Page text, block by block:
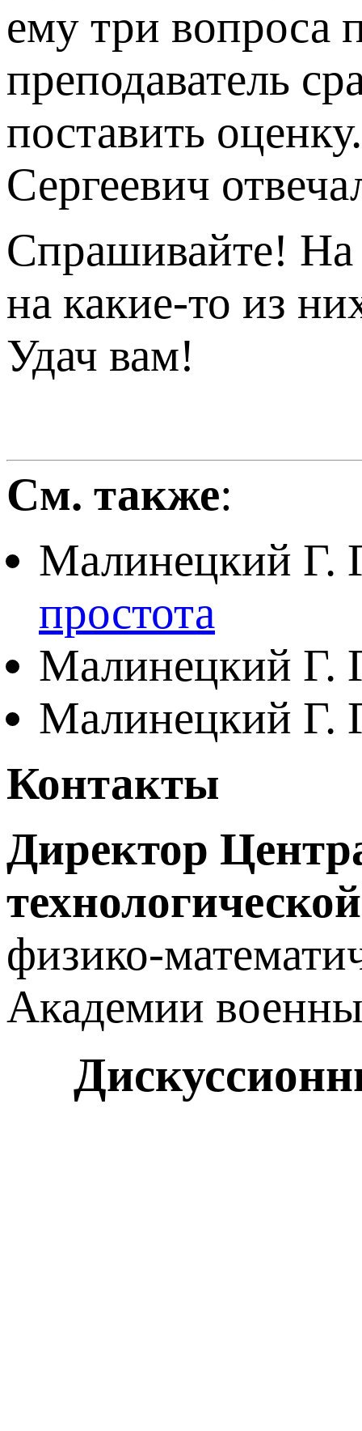
ему три вопроса
преподаватель
поставить
Сергеевич
Спрашивайте! На
на какие-то из
Удач вам!
См. также:
Малинецкий Г.
простота
Малинецкий Г.
Малинецкий Г.
Контакты
Директор
физико-
Академии